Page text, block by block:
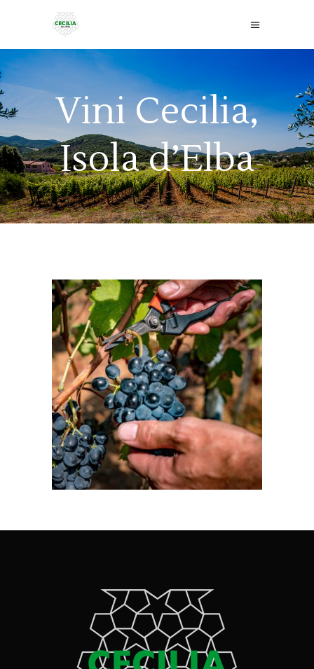
Vini Cecilia,
Isola d’Elba